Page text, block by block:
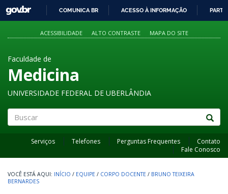
PARA
O
GOVBR
COMUNICA BR ACESSO À INFORMAÇÃO
ACESSIBILIDADE ALTO CONTRASTE MAPA DO SITE
Faculdade de
Medicina
UNIVERSIDADE FEDERAL DE UBERLÂNDIA
Serviços Telefones Perguntas Frequentes
Contato
Fale Conosco
INÍCIO / EQUIPE / CORPO DOCENTE / BRUNO TEIXEIRA
BERNARDES